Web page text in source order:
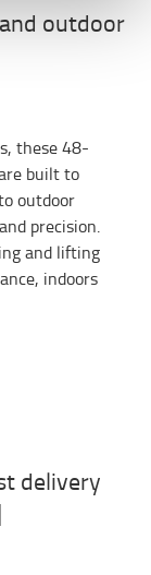
outdoor
these 48-
built to
outdoor
precision.
ingand lifting
indoors
delivery